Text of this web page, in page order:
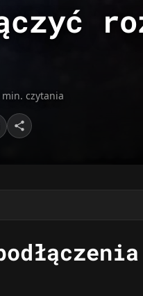
min. czytania